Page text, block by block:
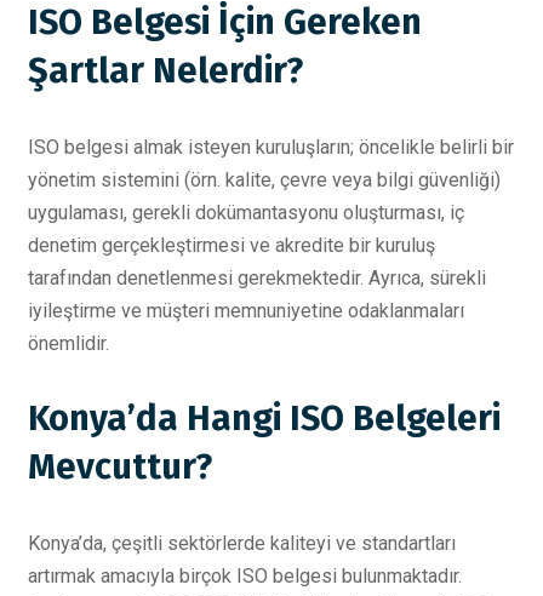
ISO Belgesi İçin Gereken
Şartlar Nelerdir?
ISO belgesi almak isteyen kuruluşların; öncelikle belirli bir
yönetim sistemini (örn. kalite, çevre veya bilgi güvenliği)
uygulaması, gerekli dokümantasyonu oluşturması, iç
denetim gerçekleştirmesi ve akredite bir kuruluş
tarafından denetlenmesi gerekmektedir. Ayrıca, sürekli
iyileştirme ve müşteri memnuniyetine odaklanmaları
önemlidir.
Konya’da Hangi ISO Belgeleri
Mevcuttur?
Konya’da, çeşitli sektörlerde kaliteyi ve standartları
artırmak amacıyla birçok ISO belgesi bulunmaktadır.